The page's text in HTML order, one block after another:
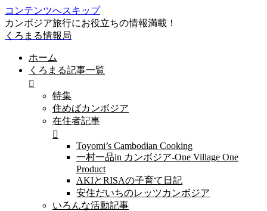
コンテンツへスキップ
カンボジア旅行にお役立ちの情報満載！
くろまる情報局
ホーム
くろまる記事一覧
特集
住めばカンボジア
在住者記事
Toyomi’s Cambodian Cooking
一村一品in カンボジア-One Village One
Product
AKIとRISAの子育て日記
安住だいちのレッツカンボジア
いろんな活動記事